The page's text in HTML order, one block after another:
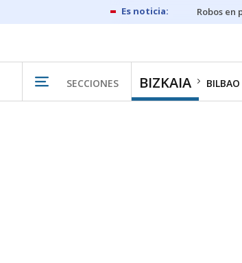
Robos en
SECCIONES BIZKAIA BILBAO